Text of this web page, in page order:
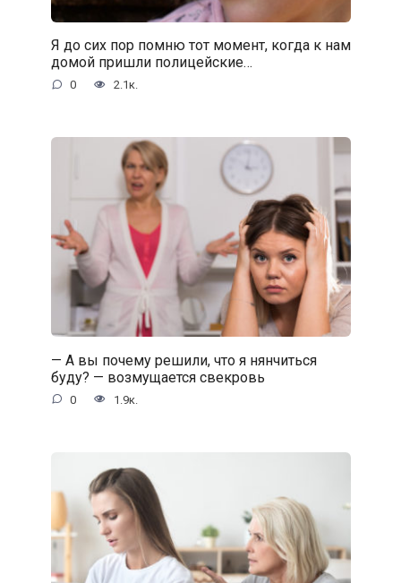
Я до сих пор помню тот момент, когда к нам
домой пришли полицейские…
0 2.1к.
— А вы почему решили, что я нянчиться
буду? — возмущается свекровь
0 1.9к.